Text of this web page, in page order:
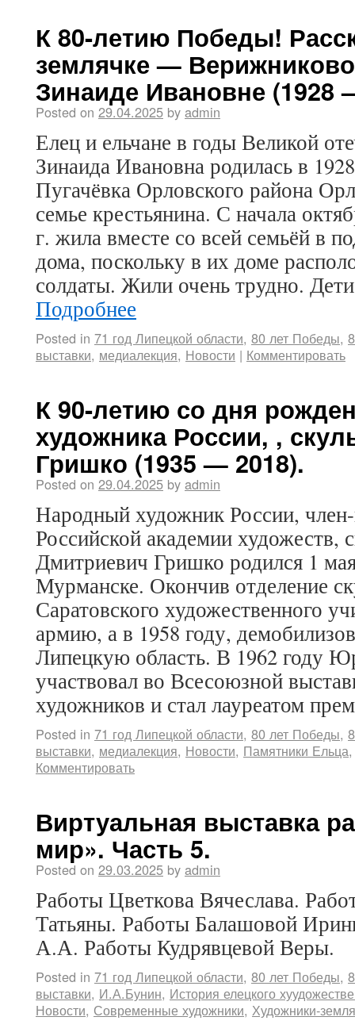
К 80-летию Победы!
землячке —
Зинаиде Ивановне (1928
Posted on 29.04.2025 by admin
Елец и ельчане в годы Великой
Зинаида Ивановна родилась в
Пугачёвка Орловского района
семье крестьянина. С начала
г. жила вместе со всей семьёй в
дома, поскольку в их доме
солдаты. Жили очень трудно.
Подробнее
Posted in 71 год Липецкой области, 80 лет Победы,
выставки, медиалекция, Новости | Комментировать
К 90-летию со дня
художника России, ,
Гришко (1935 — 2018).
Posted on 29.04.2025 by admin
Народный художник России,
Российской академии художеств,
Дмитриевич Гришко родился 1
Мурманске. Окончив отделение
Саратовского художественного
армию, а в 1958 году,
Липецкую область. В 1962 году
участвовал во Всесоюзной
художников и стал лауреатом
Posted in 71 год Липецкой области, 80 лет Победы,
выставки, медиалекция, Новости, Памятники Ельца
Комментировать
Виртуальная выставка
мир». Часть 5.
Posted on 29.03.2025 by admin
Работы Цветкова Вячеслава.
Татьяны. Работы Балашовой
А.А. Работы Кудрявцевой Веры.
Posted in 71 год Липецкой области, 80 лет Победы,
выставки, И.А.Бунин, История елецкого
Новости, Современные художники, Художники-